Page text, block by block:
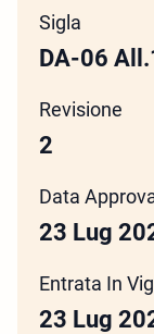
Sigla
DA-06
Revisione
2
Data
23 Lug
Entrata In
23 Lug